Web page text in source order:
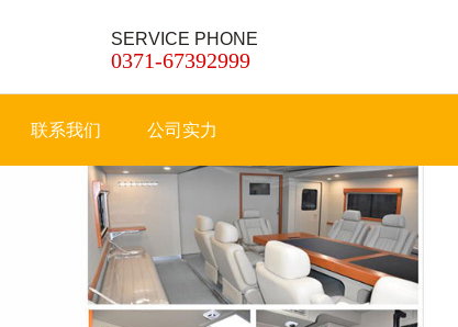
SERVICE PHONE
0371-67392999
联系我们 公司实力